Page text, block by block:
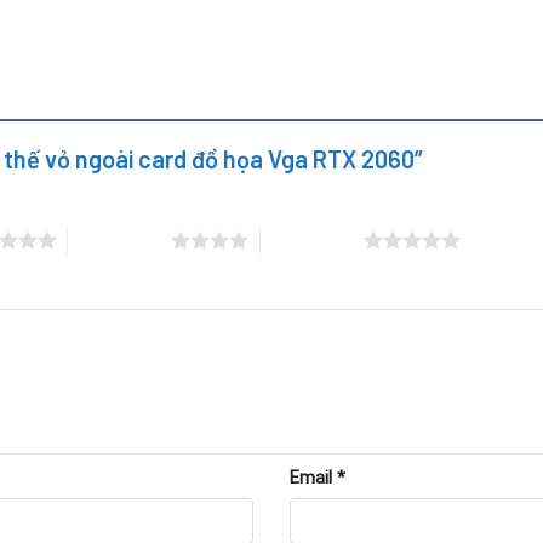
dễ bị nứt hoặc biến dạng nếu tản nhiệt hoạt động quá tải.
vỏ ngoài, kỹ thuật viên sẽ tư vấn loại vỏ phù hợp để giữ
2060?
bo mạch.
mỹ mà còn ảnh hưởng trực tiếp đến hiệu suất vận hành của
vỏ ngoài card đồ họa Vga RTX 2060”
Email *